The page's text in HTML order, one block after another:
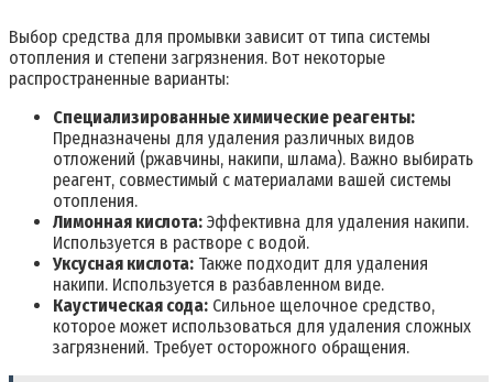
Выбор средства для промывки зависит от типа системы
отопления и степени загрязнения. Вот некоторые
распространенные варианты:
Специализированные химические реагенты:
Предназначены для удаления различных видов
отложений (ржавчины, накипи, шлама). Важно выбирать
реагент, совместимый с материалами вашей системы
отопления.
Лимонная кислота: Эффективна для удаления накипи.
Используется в растворе с водой.
Уксусная кислота: Также подходит для удаления
накипи. Используется в разбавленном виде.
Каустическая сода: Сильное щелочное средство,
которое может использоваться для удаления сложных
загрязнений. Требует осторожного обращения.